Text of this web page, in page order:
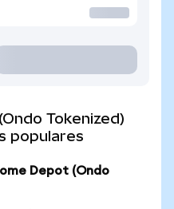
Tokenized)
populares
Depot (Ondo